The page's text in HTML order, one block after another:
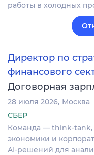
работы в холодных
Директор по
финансового
Договорная
28 июля 2026 Москва
СБЕР
Команда — think-
экономики и
AI-решений для